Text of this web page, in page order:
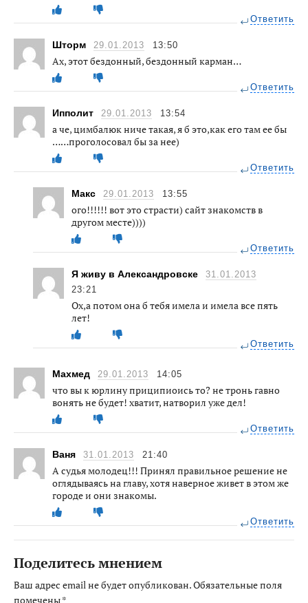
Ответить
Шторм 29.01.2013 13:50
Ах, этот бездонный, бездонный карман…
Ответить
Ипполит 29.01.2013 13:54
а че, цимбалюк ниче такая, я б это,как его там ее бы
……проголосовал бы за нее)
Ответить
Макс 29.01.2013 13:55
ого!!!!!! вот это страсти) сайт знакомств в
другом месте))))
Ответить
Я живу в Александровске
31.01.2013
23:21
Ох,а потом она б тебя имела и имела все пять
лет!
Ответить
Махмед 29.01.2013 14:05
что вы к юрлину приципиоись то? не тронь гавно
вонять не будет! хватит, натворил уже дел!
Ответить
Ваня 31.01.2013 21:40
А судья молодец!!! Принял правильное решение не
оглядываясь на главу, хотя наверное живет в этом же
городе и они знакомы.
Ответить
Поделитесь мнением
Ваш адрес email не будет опубликован.Обязательные поля
помечены*